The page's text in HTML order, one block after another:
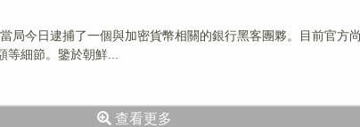
局今日逮捕了一個與加密貨幣相關的銀行黑客團夥。目前官方
細節。鑒於朝鮮...
查看更多